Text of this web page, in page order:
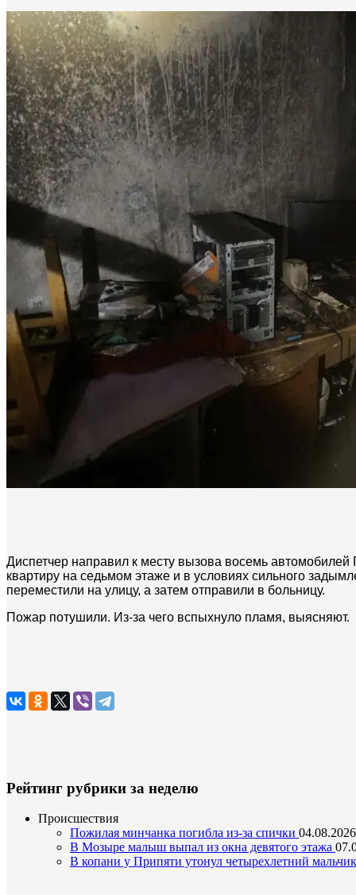
Диспетчер направил к месту вызова восемь
квартиру на седьмом этаже и в условиях сильного
переместили на улицу, а затем отправили в больницу.
Пожар потушили. Из-за чего вспыхнуло пламя, выясняют.
Рейтинг рубрики за неделю
Происшествия
Пожилая минчанка погибла из-за спички
В Мозыре малыш выпал из окна девятого этажа
В копани у Припяти утонул четырехлетний